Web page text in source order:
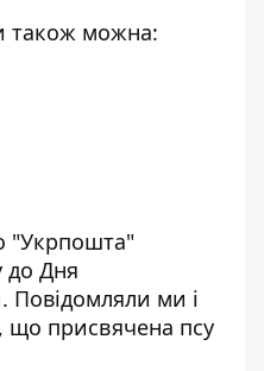
також можна:
"Укрпошта"
до Дня
Повідомляли ми і
що присвячена псу